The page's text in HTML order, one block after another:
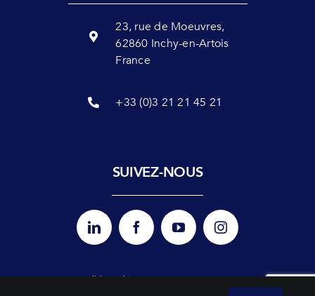
23, rue de Moeuvres,
62860 Inchy-en-Artois
France
+33 (0)3 21 21 45 21
SUIVEZ-NOUS
Politique de
Plan du site